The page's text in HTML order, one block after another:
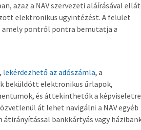
azaz a NAV szervezeti aláírásával
elektronikus ügyintézést. A felület
amely pontról pontra bemutatja a
lekérdezhető az adószámla, a
beküldött elektronikus űrlapok,
és áttekinthetők a képviseletre
át lehet navigálni a NAV egyéb
bankkártyás vagy